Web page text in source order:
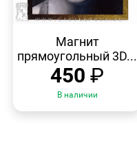
Магнит
прямоугольный 3D...
450 ₽
В наличии